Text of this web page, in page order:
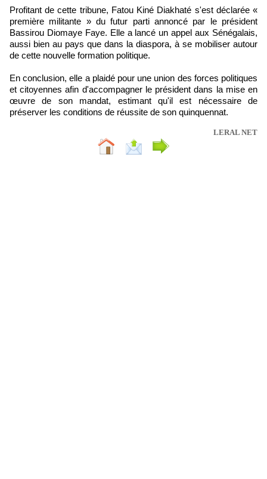
Profitant de cette tribune, Fatou Kiné Diakhaté s'est déclarée «
première militante » du futur parti annoncé par le président
Bassirou Diomaye Faye. Elle a lancé un appel aux Sénégalais,
aussi bien au pays que dans la diaspora, à se mobiliser autour
de cette nouvelle formation politique.
En conclusion, elle a plaidé pour une union des forces politiques
et citoyennes afin d'accompagner le président dans la mise en
œuvre de son mandat, estimant qu'il est nécessaire de
préserver les conditions de réussite de son quinquennat.
LERAL NET